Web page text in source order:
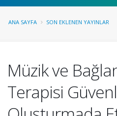
ANA SAYFA SON EKLENEN YAYINLAR
Müzik ve
Terapisi